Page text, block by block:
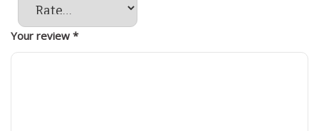
Your review *